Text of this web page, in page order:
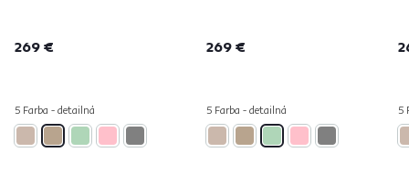
269 €
5 Farba - detailná
269 €
5 Farba - detailná 5